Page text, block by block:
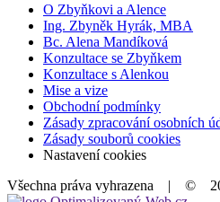
O Zbyňkovi a Alence
Ing. Zbyněk Hyrák, MBA
Bc. Alena Mandíková
Konzultace se Zbyňkem
Konzultace s Alenkou
Mise a vize
Obchodní podmínky
Zásady zpracování osobních
Zásady souborů cookies
Nastavení cookies
Všechna práva vyhrazena | ©